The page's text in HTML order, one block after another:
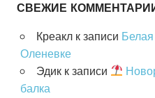
СВЕЖИЕ
Креаклк записи
Оленевке
Эдикк записи
балка